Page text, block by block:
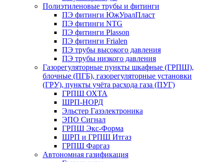
Полиэтиленовые трубы и фитинги
ПЭ фитинги ЮжУралПласт
ПЭ фитинги NTG
ПЭ фитинги Plasson
ПЭ фитинги Frialen
ПЭ трубы высокого давления
ПЭ трубы низкого давления
Газорегуляторные пункты шкафные (ГРПШ),
блочные (ПГБ), газорегуляторные установки
(ГРУ), пункты учёта расхода газа (ПУГ)
ГРПШ ОХТА
ШРП-НОРД
Эльстер Газэлектроника
ЭПО Сигнал
ГРПШ Экс-Форма
ШРП и ГРПШ Итгаз
ГРПШ Фаргаз
Автономная газификация